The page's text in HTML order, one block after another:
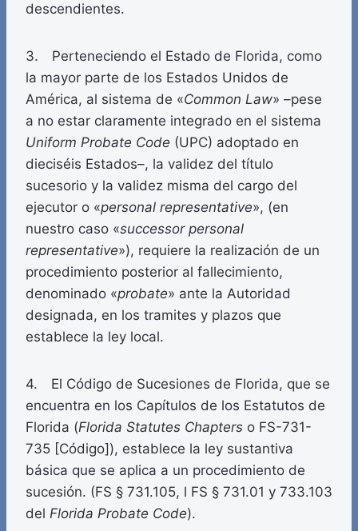
descendientes.
3. Perteneciendo el Estado de Florida, como
la mayor parte de los Estados Unidos de
América, al sistema de «Common Law» –pese
a no estar claramente integrado en el sistema
Uniform Probate Code (UPC) adoptado en
dieciséis Estados–, la validez del título
sucesorio y la validez misma del cargo del
ejecutor o «personal representative», (en
nuestro caso «successor personal
representative»), requiere la realización de un
procedimiento posterior al fallecimiento,
denominado «probate» ante la Autoridad
designada, en los tramites y plazos que
establece la ley local.
4. El Código de Sucesiones de Florida, que se
encuentra en los Capítulos de los Estatutos de
Florida (Florida Statutes Chapters o FS-731-
735 [Código]), establece la ley sustantiva
básica que se aplica a un procedimiento de
sucesión. (FS § 731.105, l FS § 731.01 y 733.103
del Florida Probate Code).